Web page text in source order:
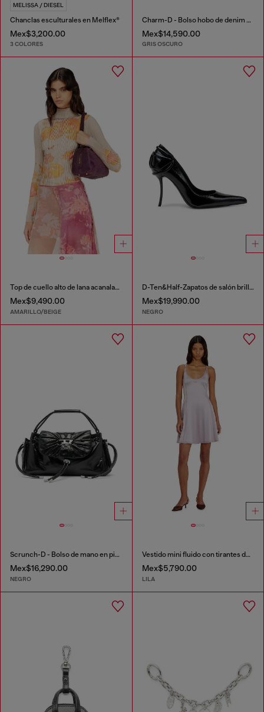
MELISSA / DIESEL
Chanclas esculturales en Melflex®
Mex$3,200.00
3 COLORES
Charm-D - Bolso hobo de denim acid-wash acolchado
Mex$14,590.00
GRIS OSCURO
Top de cuello alto de lana acanalada con estampado floral
Mex$9,490.00
AMARILLO/BEIGE
D-Ten&Half-Zapatos de salón brillantes con tacón curvado
Mex$19,990.00
NEGRO
Scrunch-D - Bolso de mano en piel brillante arrugada
Mex$16,290.00
NEGRO
Vestido mini fluido con tirantes dobles
Mex$5,790.00
LILA